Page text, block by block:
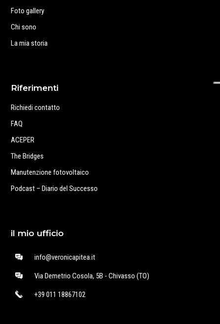
Foto gallery
Chi sono
La mia storia
Riferimenti
Richiedi contatto
FAQ
ACEPER
The Bridges
Manutenzione fotovoltaico
Podcast – Diario del Successo
il mio ufficio
info@veronicapitea.it
Via Demetrio Cosola, 5B - Chivasso (TO)
+39 011 18867102